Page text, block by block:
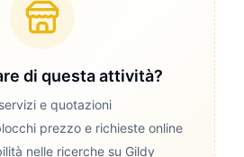
di questa attività?
e quotazioni
prezzo e richieste online
nelle ricerche su Gildy